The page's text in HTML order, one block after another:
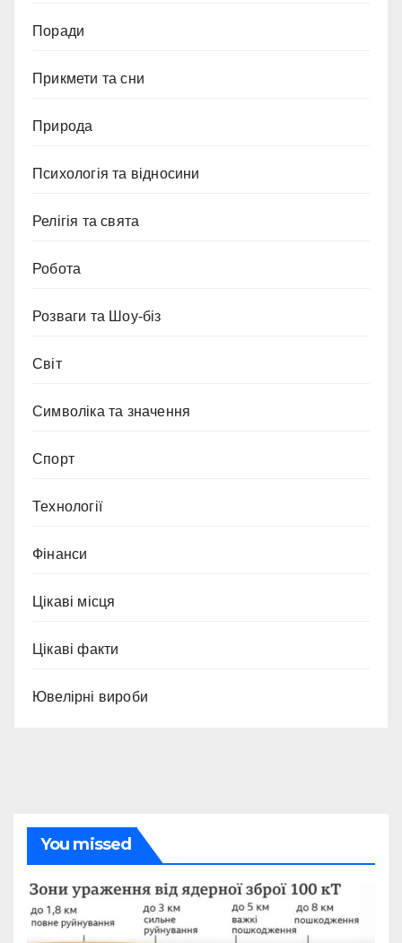
Поради
Прикмети та сни
Природа
Психологія та відносини
Релігія та свята
Робота
Розваги та Шоу-біз
Світ
Символіка та значення
Спорт
Технології
Фінанси
Цікаві місця
Цікаві факти
Ювелірні вироби
You missed